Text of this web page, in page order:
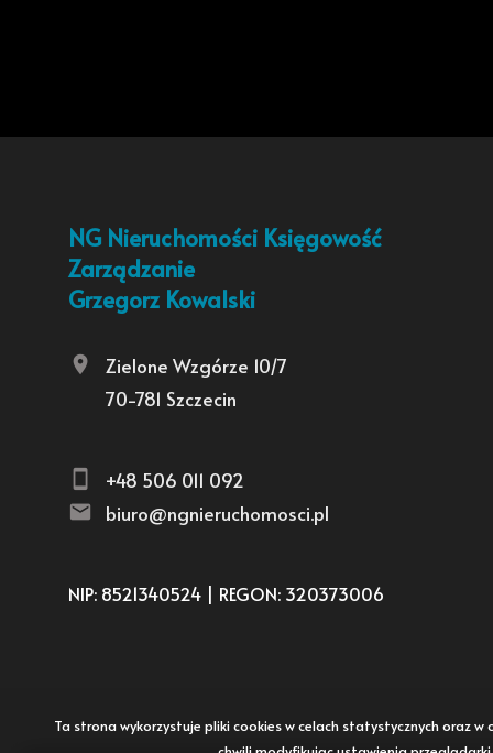
NG Nieruchomości Księgowość
Zarządzanie
Grzegorz Kowalski
Zielone Wzgórze 10/7
70-781 Szczecin
+48 506 011 092
biuro@ngnieruchomosci.pl
NIP: 8521340524 | REGON: 320373006
Ta strona wykorzystuje pliki cookies w celach statystycznych oraz